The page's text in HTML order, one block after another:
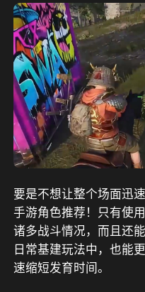
要是不想让整个场面迅
手游角色推荐！只有使
诸多战斗情况，而且还
日常基建玩法中，也能
速缩短发育时间。